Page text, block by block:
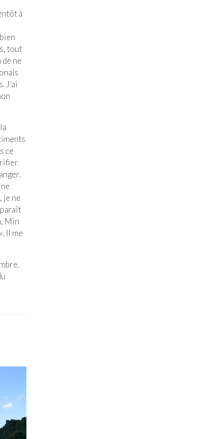
à
tout
ne
J’ai
ce
je ne
Min
. Il me